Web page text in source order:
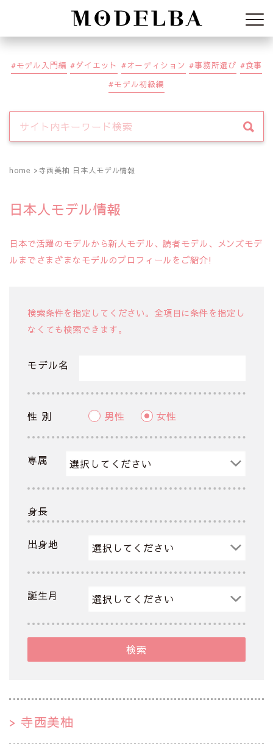
Modelba
モデル入門編 ダイエット オーディション 事務所選び
食事
モデル初級編
home 寺西美柚 日本人モデル情報
日本人モデル情報
日本で活躍のモデルから新人モデル、読者モデル、メンズモデ
ルまでさまざまなモデルのプロフィールをご紹介!
検索条件を指定してください。全項目に条件を指定し
なくても検索できます。
モデル名
性 別 男性 女性
専属
身長
出身地
誕生月
検索
寺西美柚